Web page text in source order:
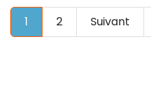
1 2 Suivant